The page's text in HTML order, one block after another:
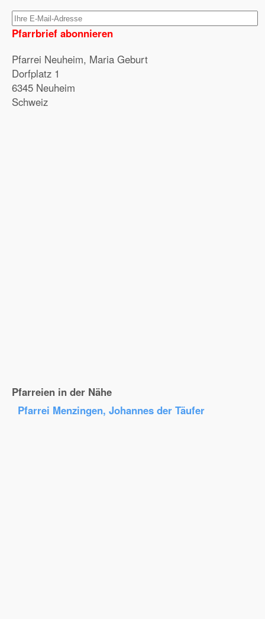
Pfarrbrief abonnieren
Pfarrei Neuheim, Maria Geburt
Dorfplatz 1
6345 Neuheim
Schweiz
Pfarreien in der Nähe
Pfarrei Menzingen, Johannes der Täufer